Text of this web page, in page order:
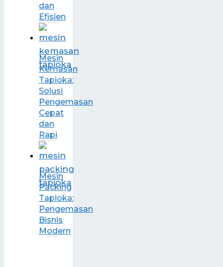
dan
Efisien
Mesin
Kemasan
Tapioka:
Solusi
Pengemasan
Cepat
dan
Rapi
Mesin
Packing
Tapioka:
Pengemasan
Bisnis
Modern